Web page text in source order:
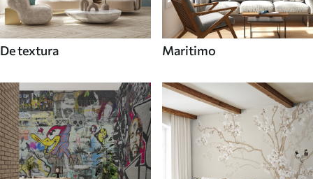
De textura Maritimo